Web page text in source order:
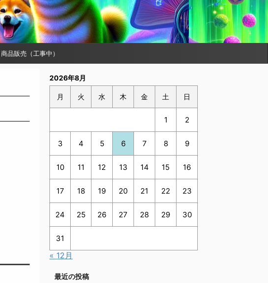
商品販売（工事中）
2026年8月
月 火 水 木 金 土 日
1 2
3 4 5 6 7 8 9
10 11 12 13 14 15 16
17 18 19 20 21 22 23
24 25 26 27 28 29 30
31
« 12月
最近の投稿